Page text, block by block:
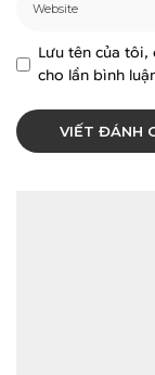
Lưu tên của
cho lần bình